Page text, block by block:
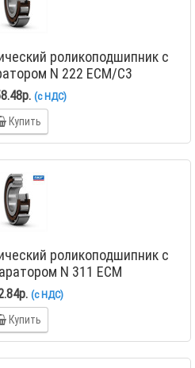
роликоподшипник с
N 222 ECM/C3
(с НДС)
Купить
роликоподшипник с
N 311 ECM
(с НДС)
Купить